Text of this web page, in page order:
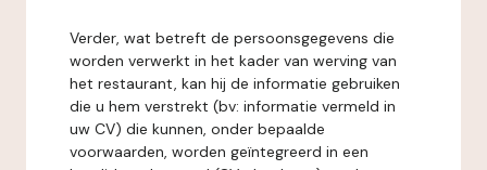
Verder, wat betreft de persoonsgegevens die
worden verwerkt in het kader van werving van
het restaurant, kan hij de informatie gebruiken
die u hem verstrekt (bv: informatie vermeld in
uw CV) die kunnen, onder bepaalde
voorwaarden, worden geïntegreerd in een